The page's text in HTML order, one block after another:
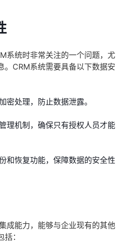
系统时非常关注的一个问题，尤
。CRM系统需要具备以下数据安
密处理，防止数据泄露。
理机制，确保只有授权人员才能
和恢复功能，保障数据的安全性
成能力，能够与企业现有的其他
：